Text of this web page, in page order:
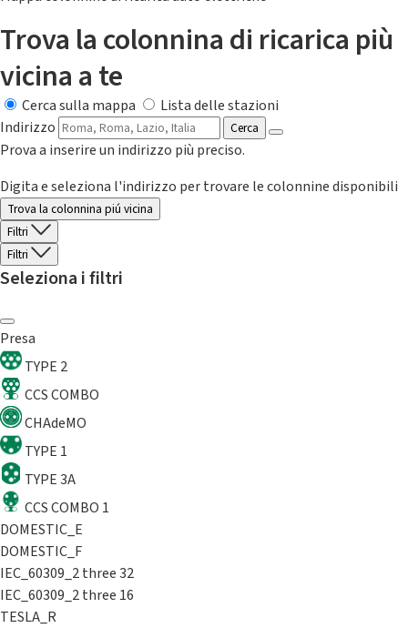
Trova la colonnina di ricarica più
vicina a te
Cerca sulla mappa
Lista delle stazioni
Indirizzo
Cerca
Prova a inserire un indirizzo più preciso.
Digita e seleziona l'indirizzo per trovare le colonnine disponibili
Trova la colonnina piú vicina
Filtri
Filtri
Seleziona i filtri
Presa
TYPE 2
CCS COMBO
CHAdeMO
TYPE 1
TYPE 3A
CCS COMBO 1
DOMESTIC_E
DOMESTIC_F
IEC_60309_2 three 32
IEC_60309_2 three 16
TESLA_R